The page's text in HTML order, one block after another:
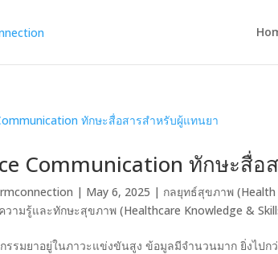
Communication ทักษะสื่อ
| May 6, 2025 | กลยุทธ์สุขภาพ
ความรู้และทักษะสุขภาพ (Healthcare Knowledge &
รรมยาอยู่ในภาวะแข่งขันสูง ข้อมูลมีจำนวนมาก ยิ่งไป